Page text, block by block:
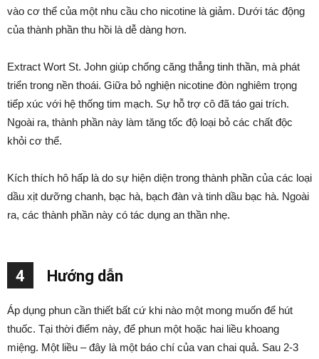
vào cơ thể của một nhu cầu cho nicotine là giảm. Dưới tác động
của thành phần thu hồi là dễ dàng hơn.
Extract Wort St. John giúp chống căng thẳng tinh thần, mà phát
triển trong nền thoái. Giữa bỏ nghiện nicotine đòn nghiêm trọng
tiếp xúc với hệ thống tim mạch. Sự hỗ trợ cô đã táo gai trích.
Ngoài ra, thành phần này làm tăng tốc độ loại bỏ các chất độc
khỏi cơ thể.
Kích thích hô hấp là do sự hiện diện trong thành phần của các loại
dầu xịt dưỡng chanh, bạc hà, bạch đàn và tinh dầu bạc hà. Ngoài
ra, các thành phần này có tác dụng an thần nhẹ.
4 Hướng dẫn
Áp dụng phun cần thiết bất cứ khi nào một mong muốn để hút
thuốc. Tại thời điểm này, để phun một hoặc hai liều khoang
miệng. Một liều – đây là một báo chí của van chai quả. Sau 2-3